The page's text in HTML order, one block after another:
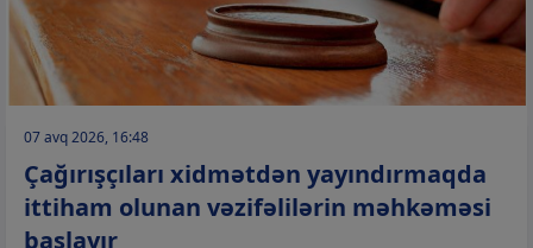
07 avq 2026, 16:48
Çağırışçıları xidmətdən yayındırmaqda
ittiham olunan vəzifəlilərin məhkəməsi
başlayır